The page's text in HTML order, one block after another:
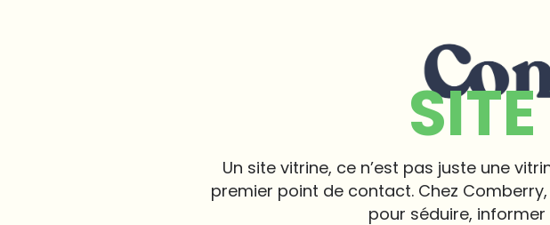
Un site vitrine, ce n’est pas juste une
premier point de contact. Chez
pour séduire,